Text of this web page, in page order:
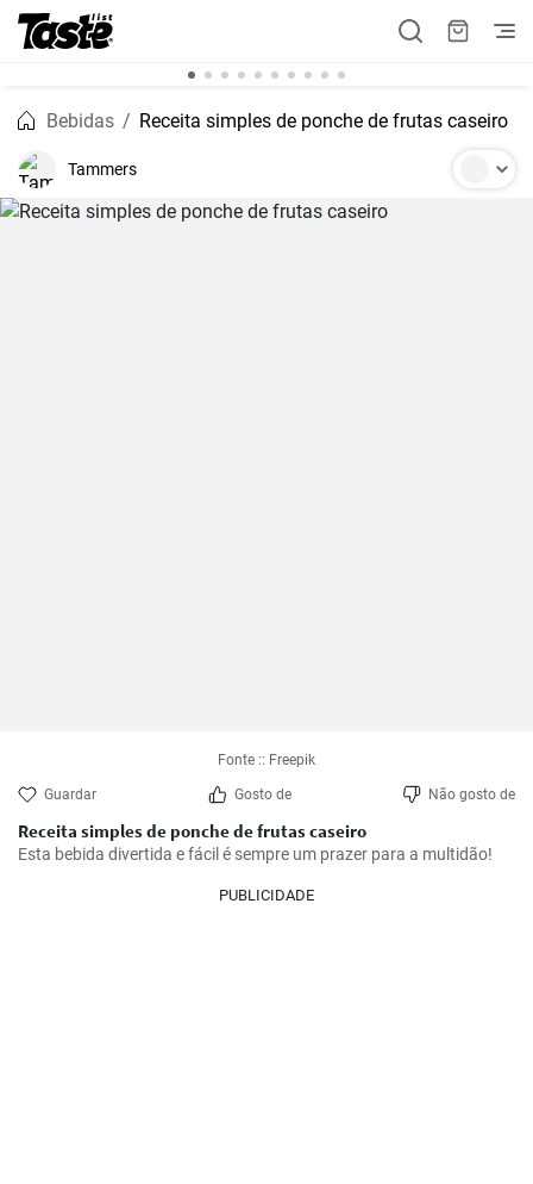
Bebidas Receita simples de ponche de frutas caseiro
Tammers
Fonte :: Freepik
Guardar Gosto de Não gosto de
Receita simples de ponche de frutas caseiro
Esta bebida divertida e fácil é sempre um prazer para a multidão!
PUBLICIDADE